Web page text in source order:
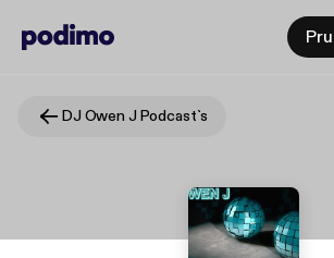
DJ Owen J Podcast`s